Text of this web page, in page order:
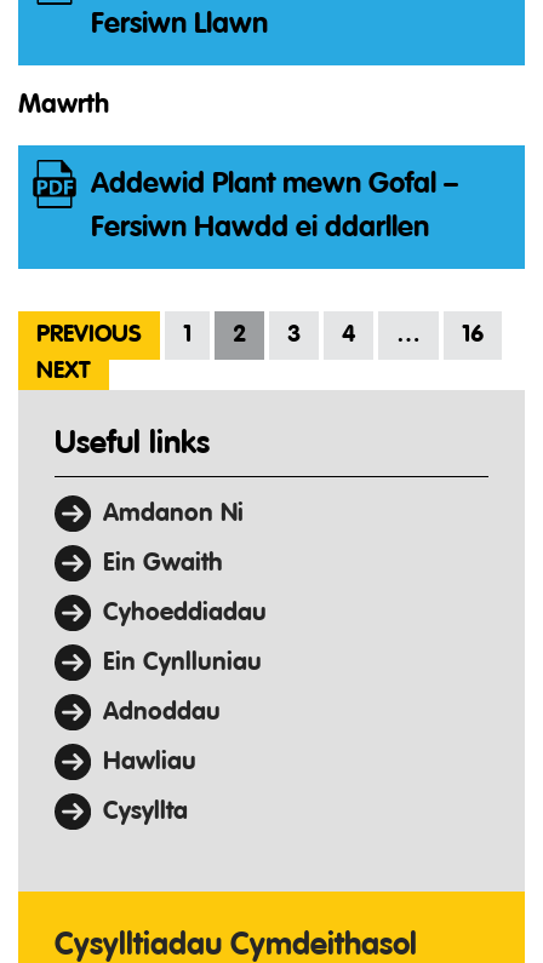
Fersiwn Llawn
Mawrth
Addewid Plant mewn Gofal –
Fersiwn Hawdd ei ddarllen
PREVIOUS 1 2 3 4 …
16
NEXT
Useful links
Amdanon Ni
Ein Gwaith
Cyhoeddiadau
Ein Cynlluniau
Adnoddau
Hawliau
Cysyllta
Cysylltiadau Cymdeithasol